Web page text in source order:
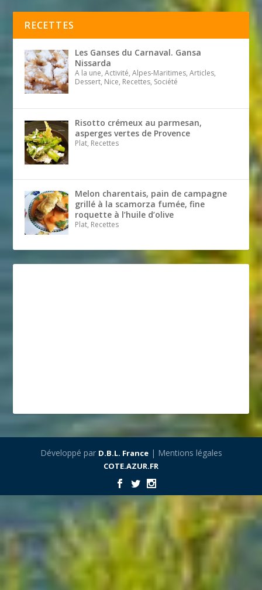
RECETTES
Les Ganses du Carnaval. Gansa
Nissarda
A la une, Activité, Alpes-Maritimes, Articles,
Dessert, Nice, Recettes, Société
Risotto crémeux au parmesan,
asperges vertes de Provence
Plat, Recettes
Melon charentais, pain de campagne
grillé à la scamorza fumée, fine
roquette à l’huile d’olive
Plat, Recettes
Développé par D.B.L. France| Mentions légales
COTE.AZUR.FR